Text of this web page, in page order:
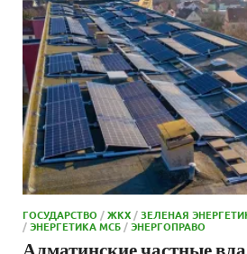
ГОСУДАРСТВО /ЖКХ /ЗЕЛЕНАЯ
/ЭНЕРГЕТИКА МСБ /ЭНЕРГОПРАВО
Алматинские частные